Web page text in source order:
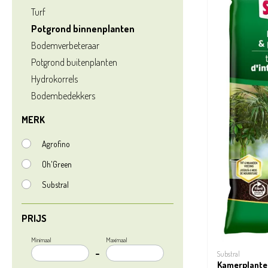
Turf
Potgrond binnenplanten
Bodemverbeteraar
Potgrond buitenplanten
Hydrokorrels
Bodembedekkers
MERK
Agrofino
Oh'Green
Substral
PRIJS
Minimaal
–
Maximaal
Substral